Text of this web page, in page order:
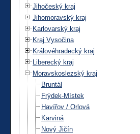
Jihočeský kraj
Jihomoravský kraj
Karlovarský kraj
Kraj Vysočina
Královéhradecký kraj
Liberecký kraj
Moravskoslezský kraj
Bruntál
Frýdek-Místek
Havířov / Orlová
Karviná
Nový Jičín